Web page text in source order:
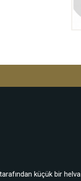
küçük bir